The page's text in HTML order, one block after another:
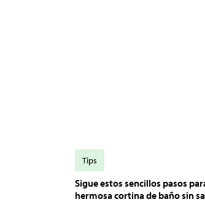
Sigue estos sencillos pasos
hermosa cortina de baño sin
Tips